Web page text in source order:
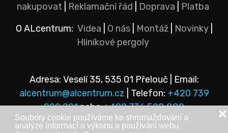
Soubory cookie používáme ke shromažďování a
analýze informací o výkonu a používání webu.
❌
nakupovat
Reklamační řád Doprava
Platba
O ALcentrum: Videa O nás| Montáž| Novinky|
Hliníkové pergoly
Adresa: Veselí 35, 535 01 Přelouč | Email:
alcentrum@alcentrum.cz
| Telefon: +420 739
292 921nebo+420 736 528 889